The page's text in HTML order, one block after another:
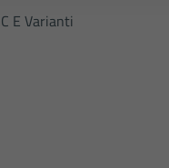
E Varianti